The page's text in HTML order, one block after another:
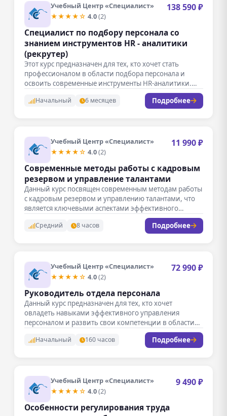
Учебный Центр «Специалист»
★★★★☆ 4.0(2)
138 590 ₽
Специалист по подбору персонала со
знанием инструментов HR - аналитики
(рекрутер)
Этот курс предназначен для тех, кто хочет стать
профессионалом в области подбора персонала и
освоить современные инструменты HR-аналитики.…
Начальный 6 месяцев Подробнее
Учебный Центр «Специалист»
★★★★☆ 4.0(2)
11 990 ₽
Современные методы работы с кадровым
резервом и управление талантами
Данный курс посвящен современным методам работы
с кадровым резервом и управлению талантами, что
является ключевыми аспектами эффективного
Средний 8 часов Подробнее
Учебный Центр «Специалист»
★★★★☆ 4.0(2)
72 990 ₽
Руководитель отдела персонала
Данный курс предназначен для тех, кто хочет
овладеть навыками эффективного управления
персоналом и развить свои компетенции в области…
Начальный 160 часов Подробнее
Учебный Центр «Специалист»
★★★★☆ 4.0(2)
9 490 ₽
Особенности регулирования труда